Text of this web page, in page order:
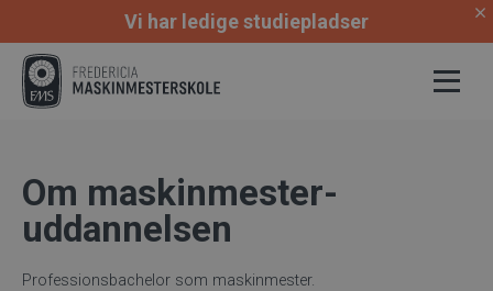
Vi har ledige studiepladser
Om maskinmester-
uddannelsen
Professionsbachelor som maskinmester.